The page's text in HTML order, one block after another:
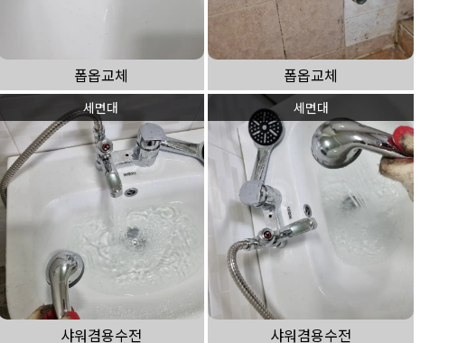
폽옵교체 폽옵교체
세면대
샤워겸용수전
세면대
샤워겸용수전